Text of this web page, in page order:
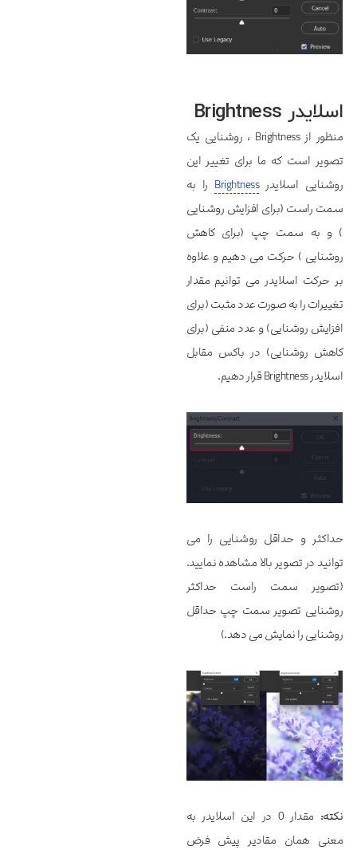
اسلایدر Brightness
منظور از Brightness ، روشنایی یک
تصویر است که ما برای تغییر این
روشنایی اسلایدرBrightness را به
سمت راست (برای افزایش روشنایی
) و به سمت چپ (برای کاهش
روشنایی ) حرکت می دهیم و علاوه
بر حرکت اسلایدر می توانیم مقدار
تغییرات را به صورت عدد مثبت (برای
افزایش روشنایی) و عدد منفی (برای
کاهش روشنایی) در باکس مقابل
اسلایدر Brightness قرار دهیم.
حداکثر و حداقل روشنایی را می
توانید در تصویر بالا مشاهده نمایید.
(تصویر سمت راست حداکثر
روشنایی تصویر سمت چپ حداقل
روشنایی را نمایش می دهد.)
نکته:
مقدار 0 در این اسلایدر به
معنی همان مقادیر پیش فرض